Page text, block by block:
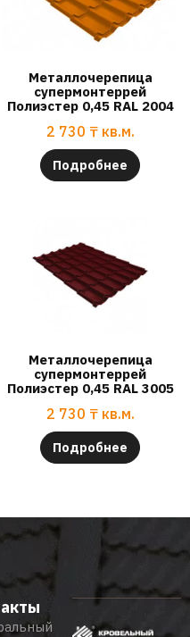
Металлочерепица
супермонтеррей
Полиэстер 0,45 RAL 2004
2 730 ₸ кв.м.
Подробнее
Металлочерепица
супермонтеррей
Полиэстер 0,45 RAL 3005
2 730 ₸ кв.м.
Подробнее